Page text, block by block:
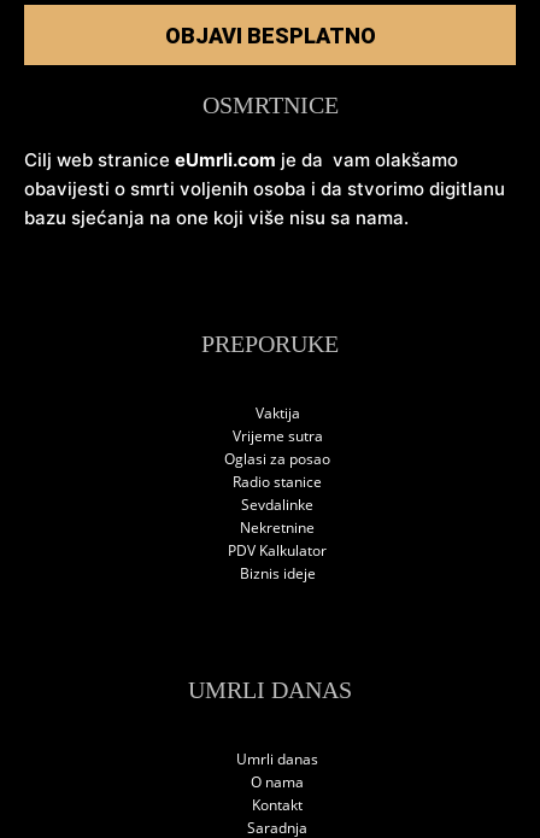
OBJAVI BESPLATNO
OSMRTNICE
Cilj web stranice eUmrli.com je da vam olakšamo
obavijesti o smrti voljenih osoba i da stvorimo digitlanu
bazu sjećanja na one koji više nisu sa nama.
PREPORUKE
Vaktija
Vrijeme sutra
Oglasi za posao
Radio stanice
Sevdalinke
Nekretnine
PDV Kalkulator
Biznis ideje
UMRLI DANAS
Umrli danas
O nama
Kontakt
Saradnja